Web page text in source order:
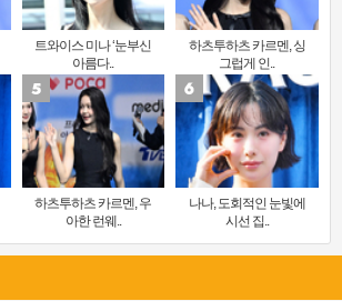
트와이스 미나 ‘눈부신
아름다..
하츠투하츠 카르멘, 싱
그럽게 인..
하츠투하츠 카르멘, 우
아한 런웨..
나나, 도회적인 눈빛에
시선 집..